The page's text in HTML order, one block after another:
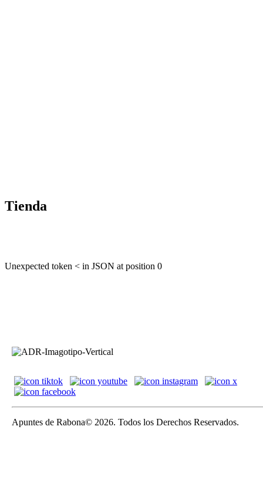
Tienda
Unexpected token < in JSON at position 0
Apuntes de Rabona© 2026. Todos los Derechos Reservados.